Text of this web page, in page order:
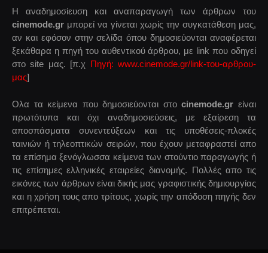
Η αναδημοσίευση και αναπαραγωγή των άρθρων του
cinemode.gr μπορεί να γίνεται χωρίς την συγκατάθεση μας,
αν και εφόσον στην σελίδα όπου δημοσιεύονται αναφέρεται
ξεκάθαρα η πηγή του αυθεντικού άρθρου, με link που οδηγεί
στο site μας. [π.χ Πηγή: www.cinemode.gr/link-του-αρθρου-
μας]
Ολα τα κείμενα που δημοσιεύονται στοcinemode.gr είναι
πρωτότυπα και όχι αναδημοσιεύσεις, με εξαίρεση τα
αποσπάσματα συνεντεύξεων και τις υποθέσεις-πλοκές
ταινιών ή τηλεοπτικών σειρών, που έχουν μεταφραστεί απο
τα επίσημα ξενόγλωσσα κείμενα των στούντιο παραγωγής ή
τις επίσημες ελληνικές εταιρείες διανομής. Πολλές απο τις
εικόνες των άρθρων είναι δικής μας γραφιστικής δημιουργίας
και η χρήση τους απο τρίτους, χωρίς την απόδοση πηγής δεν
επιτρέπεται.